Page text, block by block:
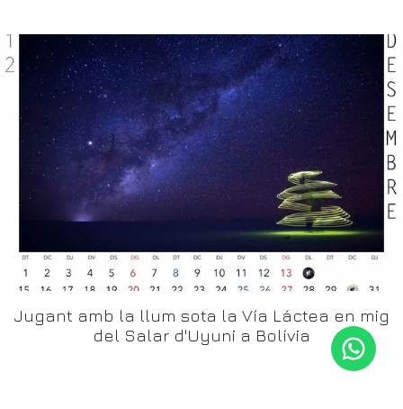
Jugant amb la llum sota la Vía Láctea en mig
del Salar d'Uyuni a Bolívia